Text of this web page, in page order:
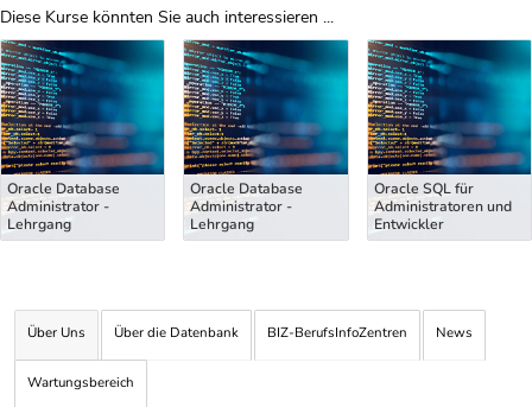
Diese Kurse könnten Sie auch interessieren ...
Uber Weiterbildungsvorschläge
Oracle Database
Administrator -
Lehrgang
Oracle Database
Administrator -
Lehrgang
Oracle SQL für
Administratoren und
Entwickler
Über Uns Über die Datenbank BIZ-BerufsInfoZentren News
Wartungsbereich